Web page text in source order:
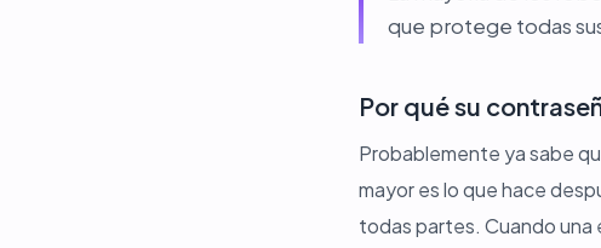
que protege todas
Por qué su
Probablemente ya sabe
mayor es lo que hace
todas partes. Cuando una